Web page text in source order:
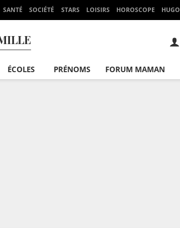
SANTÉ SOCIÉTÉ STARS LOISIRS HOROSCOPE HUGO
ÉCOLES PRÉNOMS FORUM MAMAN